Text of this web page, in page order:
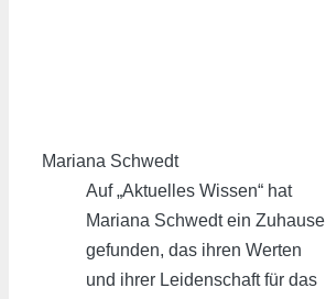
Mariana Schwedt
Auf „Aktuelles Wissen“ hat
Mariana Schwedt ein Zuhause
gefunden, das ihren Werten
und ihrer Leidenschaft für das